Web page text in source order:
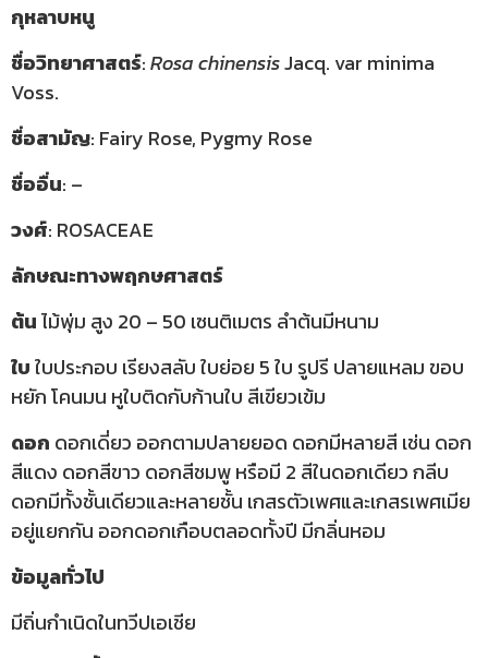
กุหลาบหนู
ชื่อวิทยาศาสตร์:Rosa chinensisJacq. var minima
Voss.
ชื่อสามัญ: Fairy Rose, Pygmy Rose
ชื่ออื่น: –
วงศ์: ROSACEAE
ลักษณะทางพฤกษศาสตร์
ต้นไม้พุ่ม สูง 20 – 50 เซนติเมตร ลำต้นมีหนาม
ใบใบประกอบ เรียงสลับ ใบย่อย 5 ใบ รูปรี ปลายแหลม ขอบ
หยัก โคนมน หูใบติดกับก้านใบ สีเขียวเข้ม
ดอก ดอกเดี่ยว ออกตามปลายยอด ดอกมีหลายสี เช่น ดอก
สีแดง ดอกสีขาว ดอกสีชมพู หรือมี 2 สีในดอกเดียว กลีบ
ดอกมีทั้งชั้นเดียวและหลายชั้น เกสรตัวเพศและเกสรเพศเมีย
อยู่แยกกัน ออกดอกเกือบตลอดทั้งปี มีกลิ่นหอม
ข้อมูลทั่วไป
มีถิ่นกำเนิดในทวีปเอเชีย